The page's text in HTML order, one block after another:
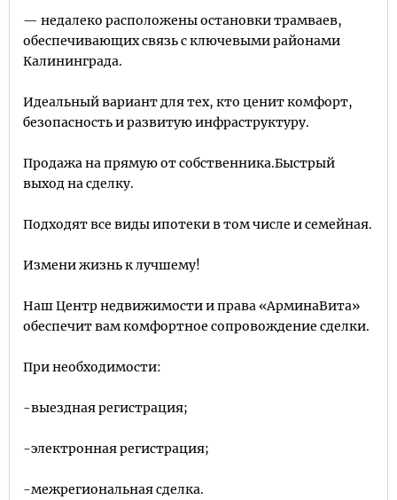
— недалеко расположены остановки трамваев,
обеспечивающих связь с ключевыми районами
Калининграда.
Идеальный вариант для тех, кто ценит комфорт,
безопасность и развитую инфраструктуру.
Продажа на прямую от собственника.Быстрый
выход на сделку.
Подходят все виды ипотеки в том числе и семейная.
Измени жизнь к лучшему!
Наш Центр недвижимости и права «АрминаВита»
обеспечит вам комфортное сопровождение сделки.
При необходимости:
-выездная регистрация;
-электронная регистрация;
-межрегиональная сделка.